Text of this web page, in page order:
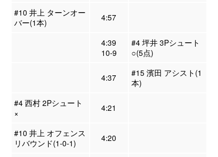
#10 井上 ターンオー
バー(1本)
4:57
4:39
10-9
#4 坪井 3Pシュート
○(5点)
4:37
#15 濱田 アシスト(1
本)
#4 西村 2Pシュート
×
4:21
#10 井上 オフェンス
リバウンド(1-0-1)
4:20